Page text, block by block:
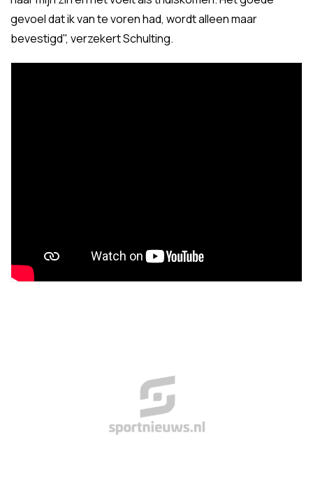
gevoel dat ik van te voren had, wordt alleen maar
bevestigd", verzekert Schulting.